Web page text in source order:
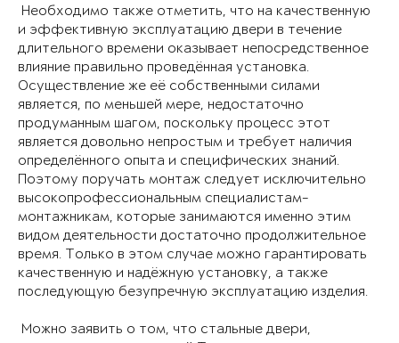
Необходимо также отметить, что на качественную
и эффективную эксплуатацию двери в течение
длительного времени оказывает непосредственное
влияние правильно проведённая установка.
Осуществление же её собственными силами
является, по меньшей мере, недостаточно
продуманным шагом, поскольку процесс этот
является довольно непростым и требует наличия
определённого опыта и специфических знаний.
Поэтому поручать монтаж следует исключительно
высокопрофессиональным специалистам-
монтажникам, которые занимаются именно этим
видом деятельности достаточно продолжительное
время. Только в этом случае можно гарантировать
качественную и надёжную установку, а также
последующую безупречную эксплуатацию изделия.
Можно заявить о том, что стальные двери,